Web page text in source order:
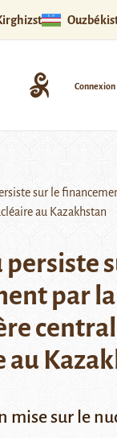
Connexion
sur le
au Kazakhstan
persiste
par la
au
mise sur le